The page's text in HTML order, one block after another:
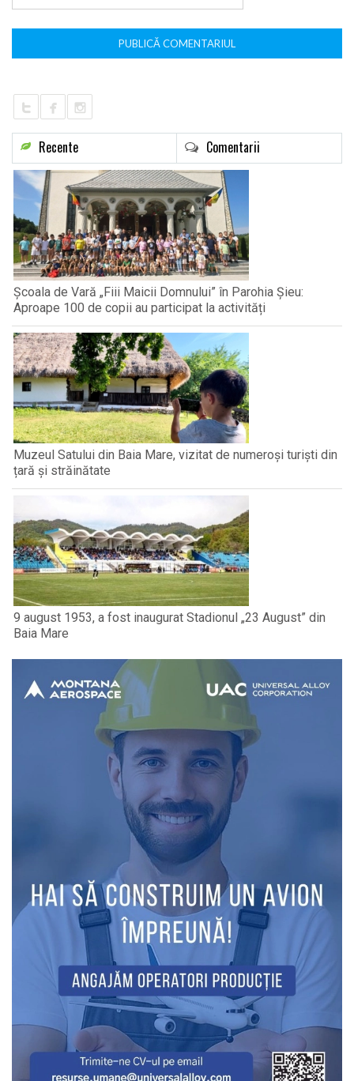
Recente Comentarii
Școala de Vară „Fiii Maicii Domnului” în Parohia Șieu:
Aproape 100 de copii au participat la activități
Muzeul Satului din Baia Mare, vizitat de numeroși turiști din
țară și străinătate
9 august 1953, a fost inaugurat Stadionul „23 August” din
Baia Mare